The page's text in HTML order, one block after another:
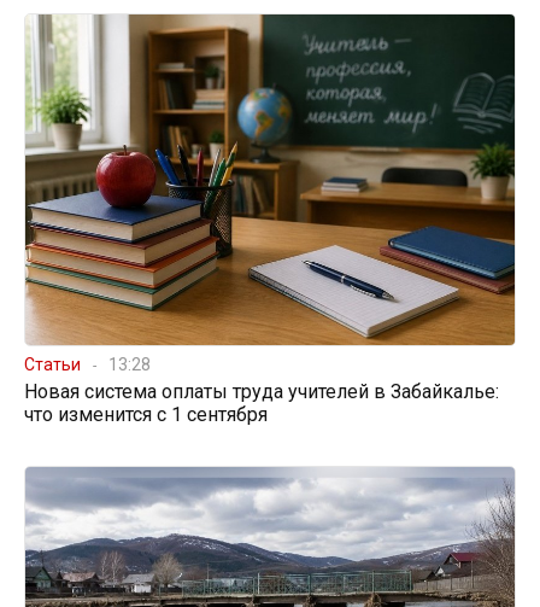
Статьи 13:28
Новая система оплаты труда учителей в Забайкалье:
что изменится с 1 сентября